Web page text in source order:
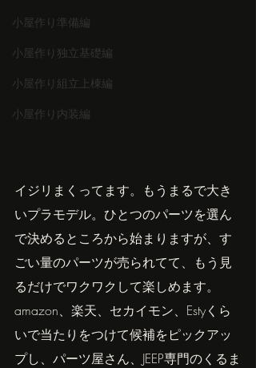
小屋作り準備編
小屋作り独立基礎編
小屋作り組立上棟編
小屋作り内装編
イジリまくってます。もうまるで大き
いプラモデル。ひとつのパーツを選ん
で決めるところから始まりますが、す
ごい量のパーツが売られてて、もう見
るだけでワクワクして楽しめます。
amazon、楽天、セカイモン、Estyくら
いで当たりをつけて候補をピックアッ
プし、パーツ屋さん、JEEP専門のくるま